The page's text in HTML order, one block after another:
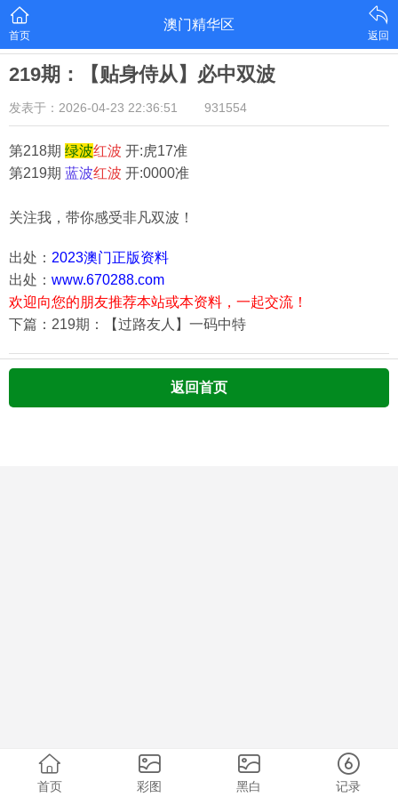
首页
澳门精华区
返回
219期：【贴身侍从】必中双波
发表于：2026-04-23 22:36:51 931554
第218期 绿波红波 开:虎17准
第219期 蓝波红波 开:0000准
关注我，带你感受非凡双波！
出处： 2023澳门正版资料
出处： www.670288.com
欢迎向您的朋友推荐本站或本资料，一起交流！
下篇：219期：【过路友人】一码中特
返回首页
首页 彩图 黑白 记录